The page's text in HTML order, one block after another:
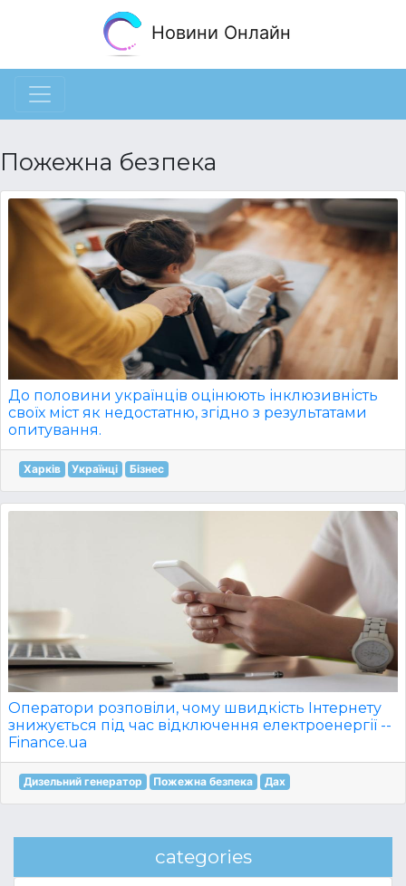
Новини Онлайн
Пожежна безпека
До половини українців оцінюють інклюзивність
своїх міст як недостатню, згідно з результатами
опитування.
Харків Українці Бізнес
Оператори розповіли, чому швидкість Інтернету
знижується під час відключення електроенергії --
Finance.ua
Дизельний генератор Пожежна безпека Дах
categories